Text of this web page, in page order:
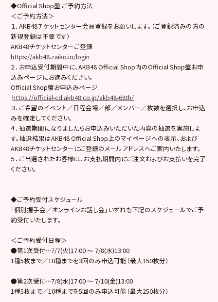
◆Official Shop盤 ご予約方法
＜ご予約方法＞
１．AKB48チケットセンター会員登録をお願いします。（ご登録済みの方の
新規登録は不要です）
AKB48チケットセンターご登録
https://akb48.zaiko.io/login
２．お申込受付期間中に、AKB48 Official Shop内のOfficial Shop盤お申
込みページにお進みください。
Official Shop盤お申込みページ
https://official-cd.akb48.co.jp/akb48-68th/
３．ご希望のイベント／日程会場／部／メンバー／枚数を選択し、お申込
みを確定してください。
４．抽選期間になりましたらお申込みいただいた内容の抽選を実施しま
す。抽選結果はAKB48 Official Shop上のマイページへの表示、および
AKB48チケットセンターにご登録のメールアドレスへご案内いたします。
５．ご当選されたお客様は、お支払期間内にご注文およびお支払いを完了
ください。
◆ご予約受付スケジュール
「個別握手会／オンラインお話し会」いずれも下記のスケジュールでご予
約受付いたします。
＜ご予約受付日程＞
●第1次受付…7/7(火)17:00 ～ 7/8(水)13:00
1種5枚まで／10種までを3回のみ申込可能（最大150枚分）
●第2次受付…7/8(水)17:00 ～ 7/10(金)13:00
1種5枚まで／10種までを5回のみ申込可能（最大250枚分）